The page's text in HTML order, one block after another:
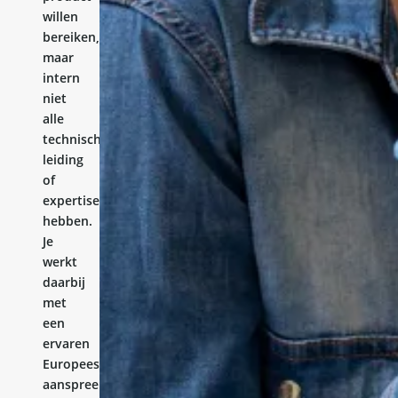
willen
bereiken,
maar
intern
niet
alle
technische
leiding
of
expertise
hebben.
Je
werkt
daarbij
met
een
ervaren
Europees
aanspreekpunt.